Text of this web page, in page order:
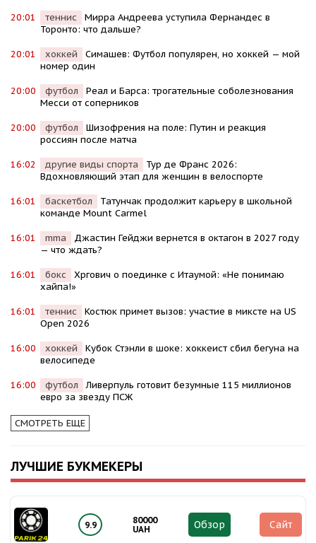
20:01 теннис
Мирра Андреева уступила Фернандес в
Торонто: что дальше?
20:01 хоккей
Симашев: Футбол популярен, но хоккей — мой
номер один
20:00 футбол
Реал и Барса: трогательные соболезнования
Месси от соперников
20:00 футбол
Шизофрения на поле: Путин и реакция
россиян после матча
16:02 другие виды спорта
Тур де Франс 2026:
Вдохновляющий этап для женщин в велоспорте
16:01 баскетбол
Татунчак продолжит карьеру в школьной
команде Mount Carmel
16:01 mma
Джастин Гейджи вернется в октагон в 2027 году
— что ждать?
16:01 бокс
Хргович о поединке с Итаумой: «Не понимаю
хайпа!»
16:01 теннис
Костюк примет вызов: участие в миксте на US
Open 2026
16:00 хоккей
Кубок Стэнли в шоке: хоккеист сбил бегуна на
велосипеде
16:00 футбол
Ливерпуль готовит безумные 115 миллионов
евро за звезду ПСЖ
СМОТРЕТЬ ЕЩЕ
ЛУЧШИЕ БУКМЕКЕРЫ
9.9
80000
UAH
Обзор Сайт